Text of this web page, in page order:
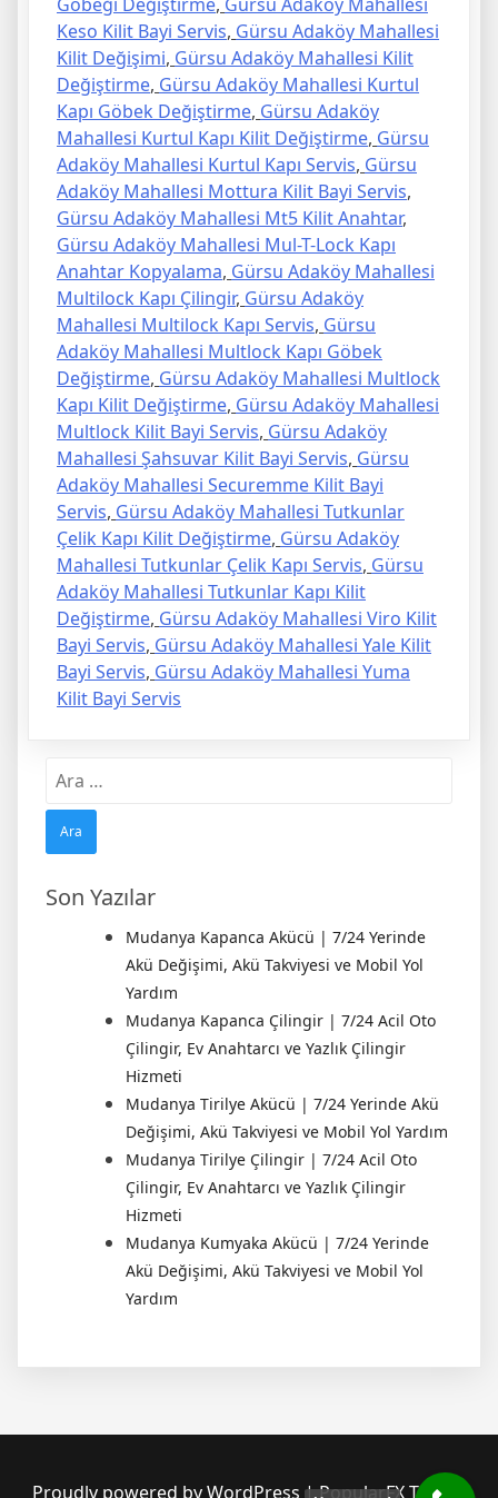
Göbeği Değiştirme, Gürsu Adaköy Mahallesi
Keso Kilit Bayi Servis, Gürsu Adaköy Mahallesi
Kilit Değişimi, Gürsu Adaköy Mahallesi Kilit
Değiştirme, Gürsu Adaköy Mahallesi Kurtul
Kapı Göbek Değiştirme, Gürsu Adaköy
Mahallesi Kurtul Kapı Kilit Değiştirme, Gürsu
Adaköy Mahallesi Kurtul Kapı Servis, Gürsu
Adaköy Mahallesi Mottura Kilit Bayi Servis,
Gürsu Adaköy Mahallesi Mt5 Kilit Anahtar,
Gürsu Adaköy Mahallesi Mul-T-Lock Kapı
Anahtar Kopyalama, Gürsu Adaköy Mahallesi
Multilock Kapı Çilingir, Gürsu Adaköy
Mahallesi Multilock Kapı Servis, Gürsu
Adaköy Mahallesi Multlock Kapı Göbek
Değiştirme, Gürsu Adaköy Mahallesi Multlock
Kapı Kilit Değiştirme, Gürsu Adaköy Mahallesi
Multlock Kilit Bayi Servis, Gürsu Adaköy
Mahallesi Şahsuvar Kilit Bayi Servis, Gürsu
Adaköy Mahallesi Securemme Kilit Bayi
Servis, Gürsu Adaköy Mahallesi Tutkunlar
Çelik Kapı Kilit Değiştirme, Gürsu Adaköy
Mahallesi Tutkunlar Çelik Kapı Servis, Gürsu
Adaköy Mahallesi Tutkunlar Kapı Kilit
Değiştirme, Gürsu Adaköy Mahallesi Viro Kilit
Bayi Servis, Gürsu Adaköy Mahallesi Yale Kilit
Bayi Servis, Gürsu Adaköy Mahallesi Yuma
Kilit Bayi Servis
Arama:
Son Yazılar
Mudanya Kapanca Akücü | 7/24 Yerinde
Akü Değişimi, Akü Takviyesi ve Mobil Yol
Yardım
Mudanya Kapanca Çilingir | 7/24 Acil Oto
Çilingir, Ev Anahtarcı ve Yazlık Çilingir
Hizmeti
Mudanya Tirilye Akücü | 7/24 Yerinde Akü
Değişimi, Akü Takviyesi ve Mobil Yol Yardım
Mudanya Tirilye Çilingir | 7/24 Acil Oto
Çilingir, Ev Anahtarcı ve Yazlık Çilingir
Hizmeti
Mudanya Kumyaka Akücü | 7/24 Yerinde
Akü Değişimi, Akü Takviyesi ve Mobil Yol
Yardım
Proudly powered by WordPress |PopularFX Theme